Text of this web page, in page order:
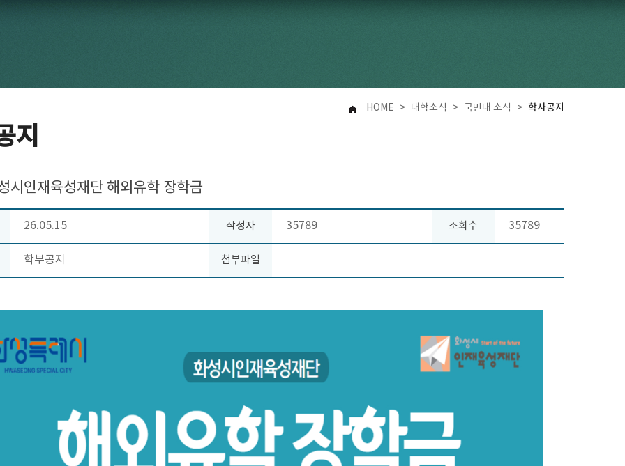
HOME > 대학소식 > 국민대 소식 > 학사공지
지
시인재육성재단 해외유학 장학금
26.05.15 작성자 35789 조회수 35789
학부공지 첨부파일